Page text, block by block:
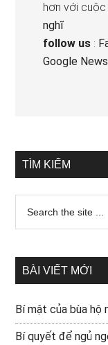
hơn với cuộc
nghĩ
follow us :
Google News
TÌM KIẾM
BÀI VIẾT MỚI
Bí mật của bùa hộ
Bí quyết để ngủ